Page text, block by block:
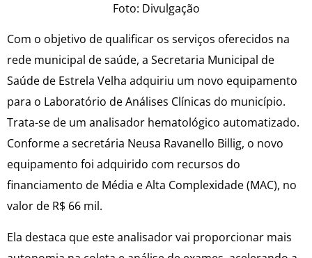
Foto: Divulgação
Com o objetivo de qualificar os serviços oferecidos na
rede municipal de saúde, a Secretaria Municipal de
Saúde de Estrela Velha adquiriu um novo equipamento
para o Laboratório de Análises Clínicas do município.
Trata-se de um analisador hematológico automatizado.
Conforme a secretária Neusa Ravanello Billig, o novo
equipamento foi adquirido com recursos do
financiamento de Média e Alta Complexidade (MAC), no
valor de R$ 66 mil.
Ela destaca que este analisador vai proporcionar mais